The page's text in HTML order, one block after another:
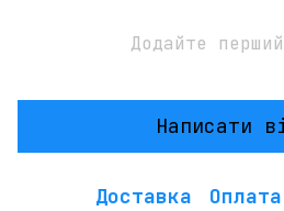
Додайте
Написати
Доставка Оплата